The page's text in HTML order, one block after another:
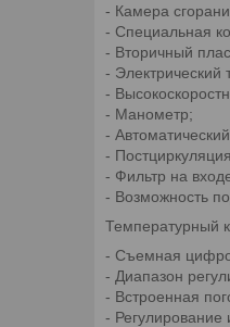
- Камера
- Специальная
- Вторичный
- Электрический
-
- Манометр;
-
-
- Фильтр на
- Возможность
Температурный
- Съемная
- Диапазон
- Встроенная
- Регулирование